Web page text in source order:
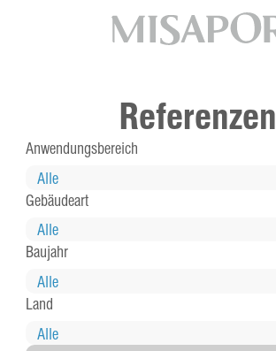
Referenzen
Anwendungsbereich
Gebäudeart
Baujahr
Land